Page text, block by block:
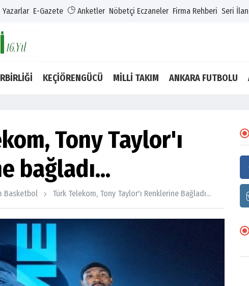
Yazarlar E-Gazete Anketler Nöbetçi Eczaneler Firma Rehberi Seri
KEÇİÖRENGÜCÜ MİLLİ TAKIM ANKARA FUTBOLU
Tony Taylor'ı
bağladı...
Basketbol Türk Telekom, Tony Taylor'ı Renklerine Bağladı...